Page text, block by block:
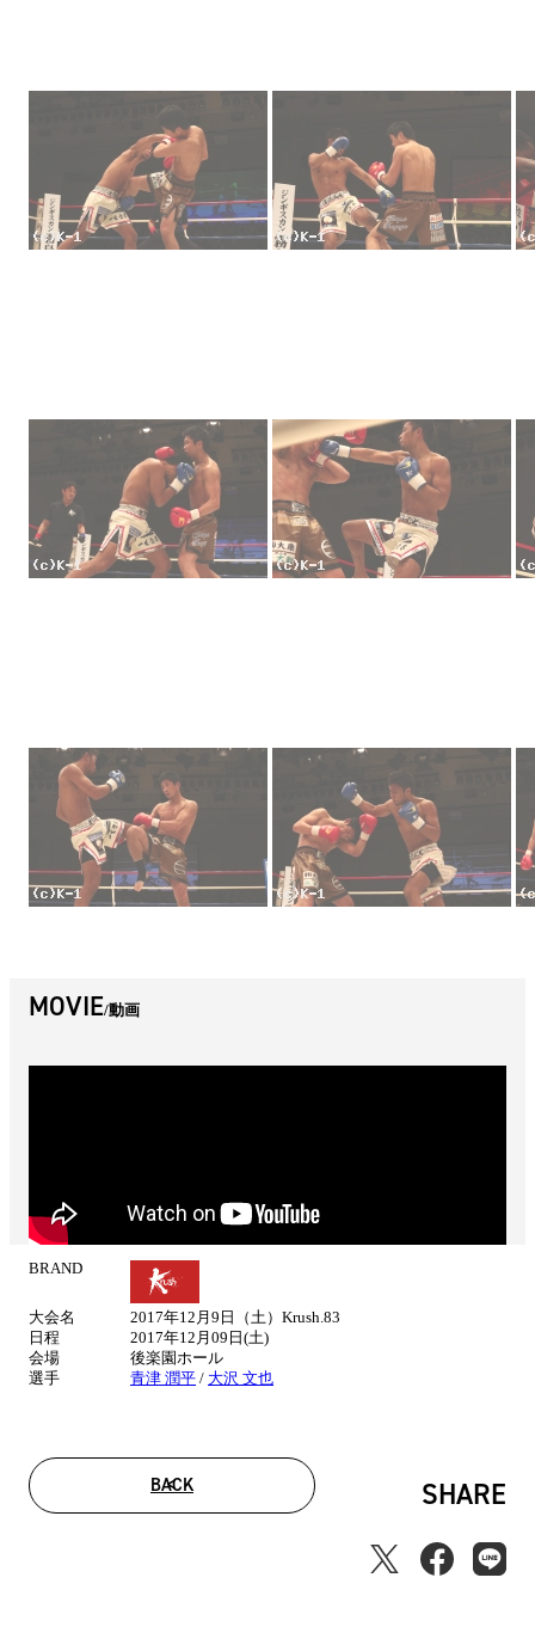
MOVIE 動画
BRAND
大会名
2017年12月9日（土）Krush.83
日程
2017年12月09日(土)
会場
後楽園ホール
選手
青津 潤平 / 大沢 文也
BACK SHARE